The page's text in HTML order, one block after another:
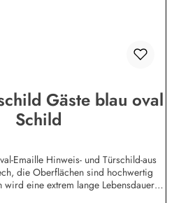
Gäste blau oval
Schild
Emaille Hinweis- und Türschild-aus
die Oberflächen sind hochwertig
eine extrem lange Lebensdauer